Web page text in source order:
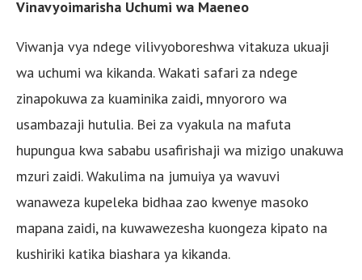
Vinavyoimarisha Uchumi wa Maeneo
Viwanja vya ndege vilivyoboreshwa vitakuza ukuaji
wa uchumi wa kikanda. Wakati safari za ndege
zinapokuwa za kuaminika zaidi, mnyororo wa
usambazaji hutulia. Bei za vyakula na mafuta
hupungua kwa sababu usafirishaji wa mizigo unakuwa
mzuri zaidi. Wakulima na jumuiya ya wavuvi
wanaweza kupeleka bidhaa zao kwenye masoko
mapana zaidi, na kuwawezesha kuongeza kipato na
kushiriki katika biashara ya kikanda.